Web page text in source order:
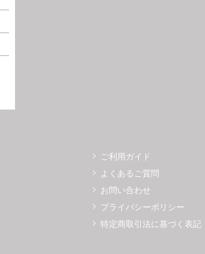
ご利用ガイド
よくあるご質問
お問い合わせ
プライバシーポリシー
特定商取引法に基づく表記